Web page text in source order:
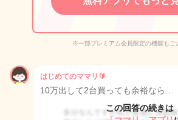
※一部プレミアム会員限定の機能もご
はじめてのママリ🔰
10万出して2台買っても余裕なら…
この回答の続きは